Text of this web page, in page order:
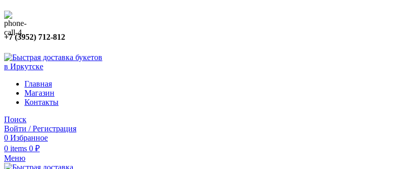
+7 (3952) 712-812
Главная
Магазин
Контакты
Поиск
Войти / Регистрация
0 Избранное
0 items 0 ₽
Меню